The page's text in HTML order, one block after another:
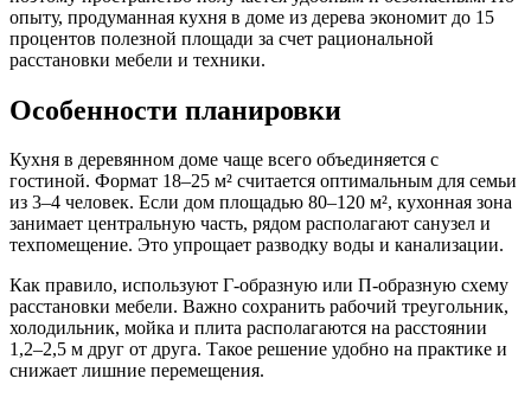
опыту, продуманная кухня в доме из дерева экономит до 15
процентов полезной площади за счет рациональной
расстановки мебели и техники.
Особенности планировки
Кухня в деревянном доме чаще всего объединяется с
гостиной. Формат 18–25 м² считается оптимальным для семьи
из 3–4 человек. Если дом площадью 80–120 м², кухонная зона
занимает центральную часть, рядом располагают санузел и
техпомещение. Это упрощает разводку воды и канализации.
Как правило, используют Г-образную или П-образную схему
расстановки мебели. Важно сохранить рабочий треугольник,
холодильник, мойка и плита располагаются на расстоянии
1,2–2,5 м друг от друга. Такое решение удобно на практике и
снижает лишние перемещения.